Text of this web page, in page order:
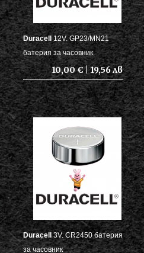
Duracell12V. GP23/MN21
батерия за часовник
10,00 € | 19,56 лв
Duracell3V. CR2450 батерия
за часовник